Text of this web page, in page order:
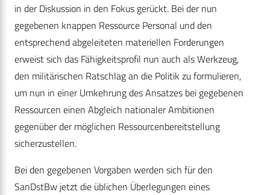
in der Diskussion in den Fokus gerückt. Bei der nun
gegebenen knappen Ressource Personal und den
entsprechend abgeleiteten materiellen Forderungen
erweist sich das Fähigkeitsprofil nun auch als Werkzeug,
den militärischen Ratschlag an die Politik zu formulieren,
um nun in einer Umkehrung des Ansatzes bei gegebenen
Ressourcen einen Abgleich nationaler Ambitionen
gegenüber der möglichen Ressourcenbereitstellung
sicherzustellen.
Bei den gegebenen Vorgaben werden sich für den
SanDstBw jetzt die üblichen Überlegungen eines